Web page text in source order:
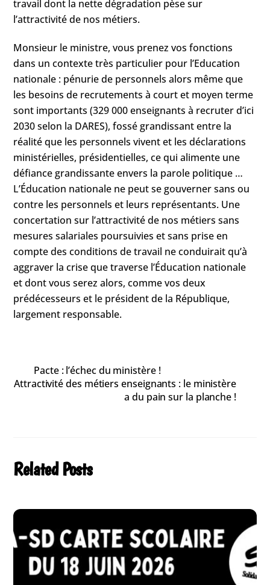
travail dont la nette dégradation pèse sur
l’attractivité de nos métiers.
Monsieur le ministre, vous prenez vos fonctions
dans un contexte très particulier pour l’Education
nationale : pénurie de personnels alors même que
les besoins de recrutements à court et moyen terme
sont importants (329 000 enseignants à recruter d’ici
2030 selon la DARES), fossé grandissant entre la
réalité que les personnels vivent et les déclarations
ministérielles, présidentielles, ce qui alimente une
défiance grandissante envers la parole politique …
L’Éducation nationale ne peut se gouverner sans ou
contre les personnels et leurs représentants. Une
concertation sur l’attractivité de nos métiers sans
mesures salariales poursuivies et sans prise en
compte des conditions de travail ne conduirait qu’à
aggraver la crise que traverse l’Éducation nationale
et dont vous serez alors, comme vos deux
prédécesseurs et le président de la République,
largement responsable.
Pacte : l’échec du ministère !
Attractivité des métiers enseignants : le ministère
a du pain sur la planche !
Related Posts